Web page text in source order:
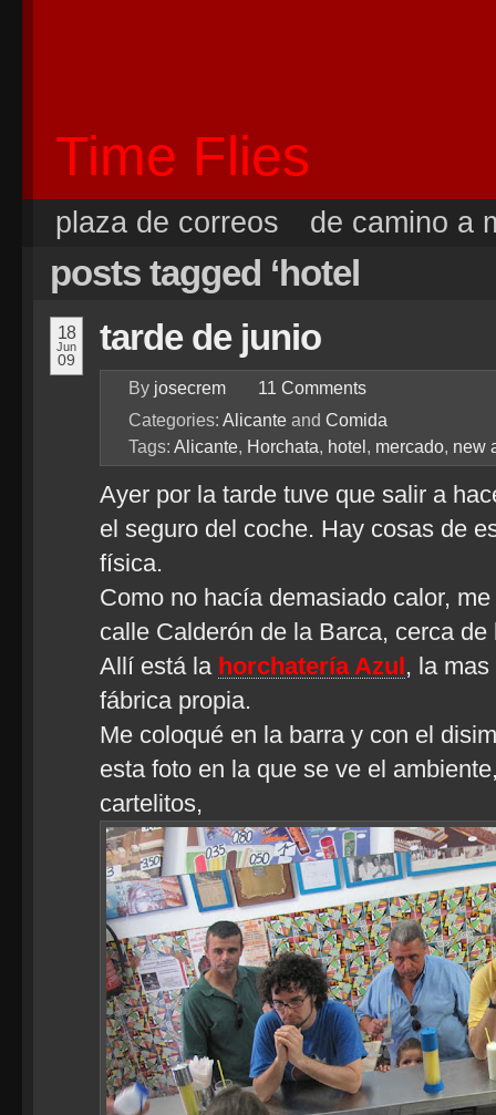
Time Flies
plaza de correos de camino a
posts tagged ‘hotel
18
Jun
09
tarde de junio
By josecrem 11 Comments
Categories: Alicante and Comida
Tags: Alicante, Horchata, hotel, mercado, new
Ayer por la tarde tuve que salir a
el seguro del coche. Hay cosas de
física.
Como no hacía demasiado calor,
calle Calderón de la Barca, cerca
Allí está la horchatería Azul, la
fábrica propia.
Me coloqué en la barra y con el
esta foto en la que se ve el
cartelitos,